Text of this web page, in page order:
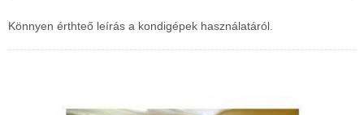
Könnyen érthteő leírás a kondigépek használatáról.